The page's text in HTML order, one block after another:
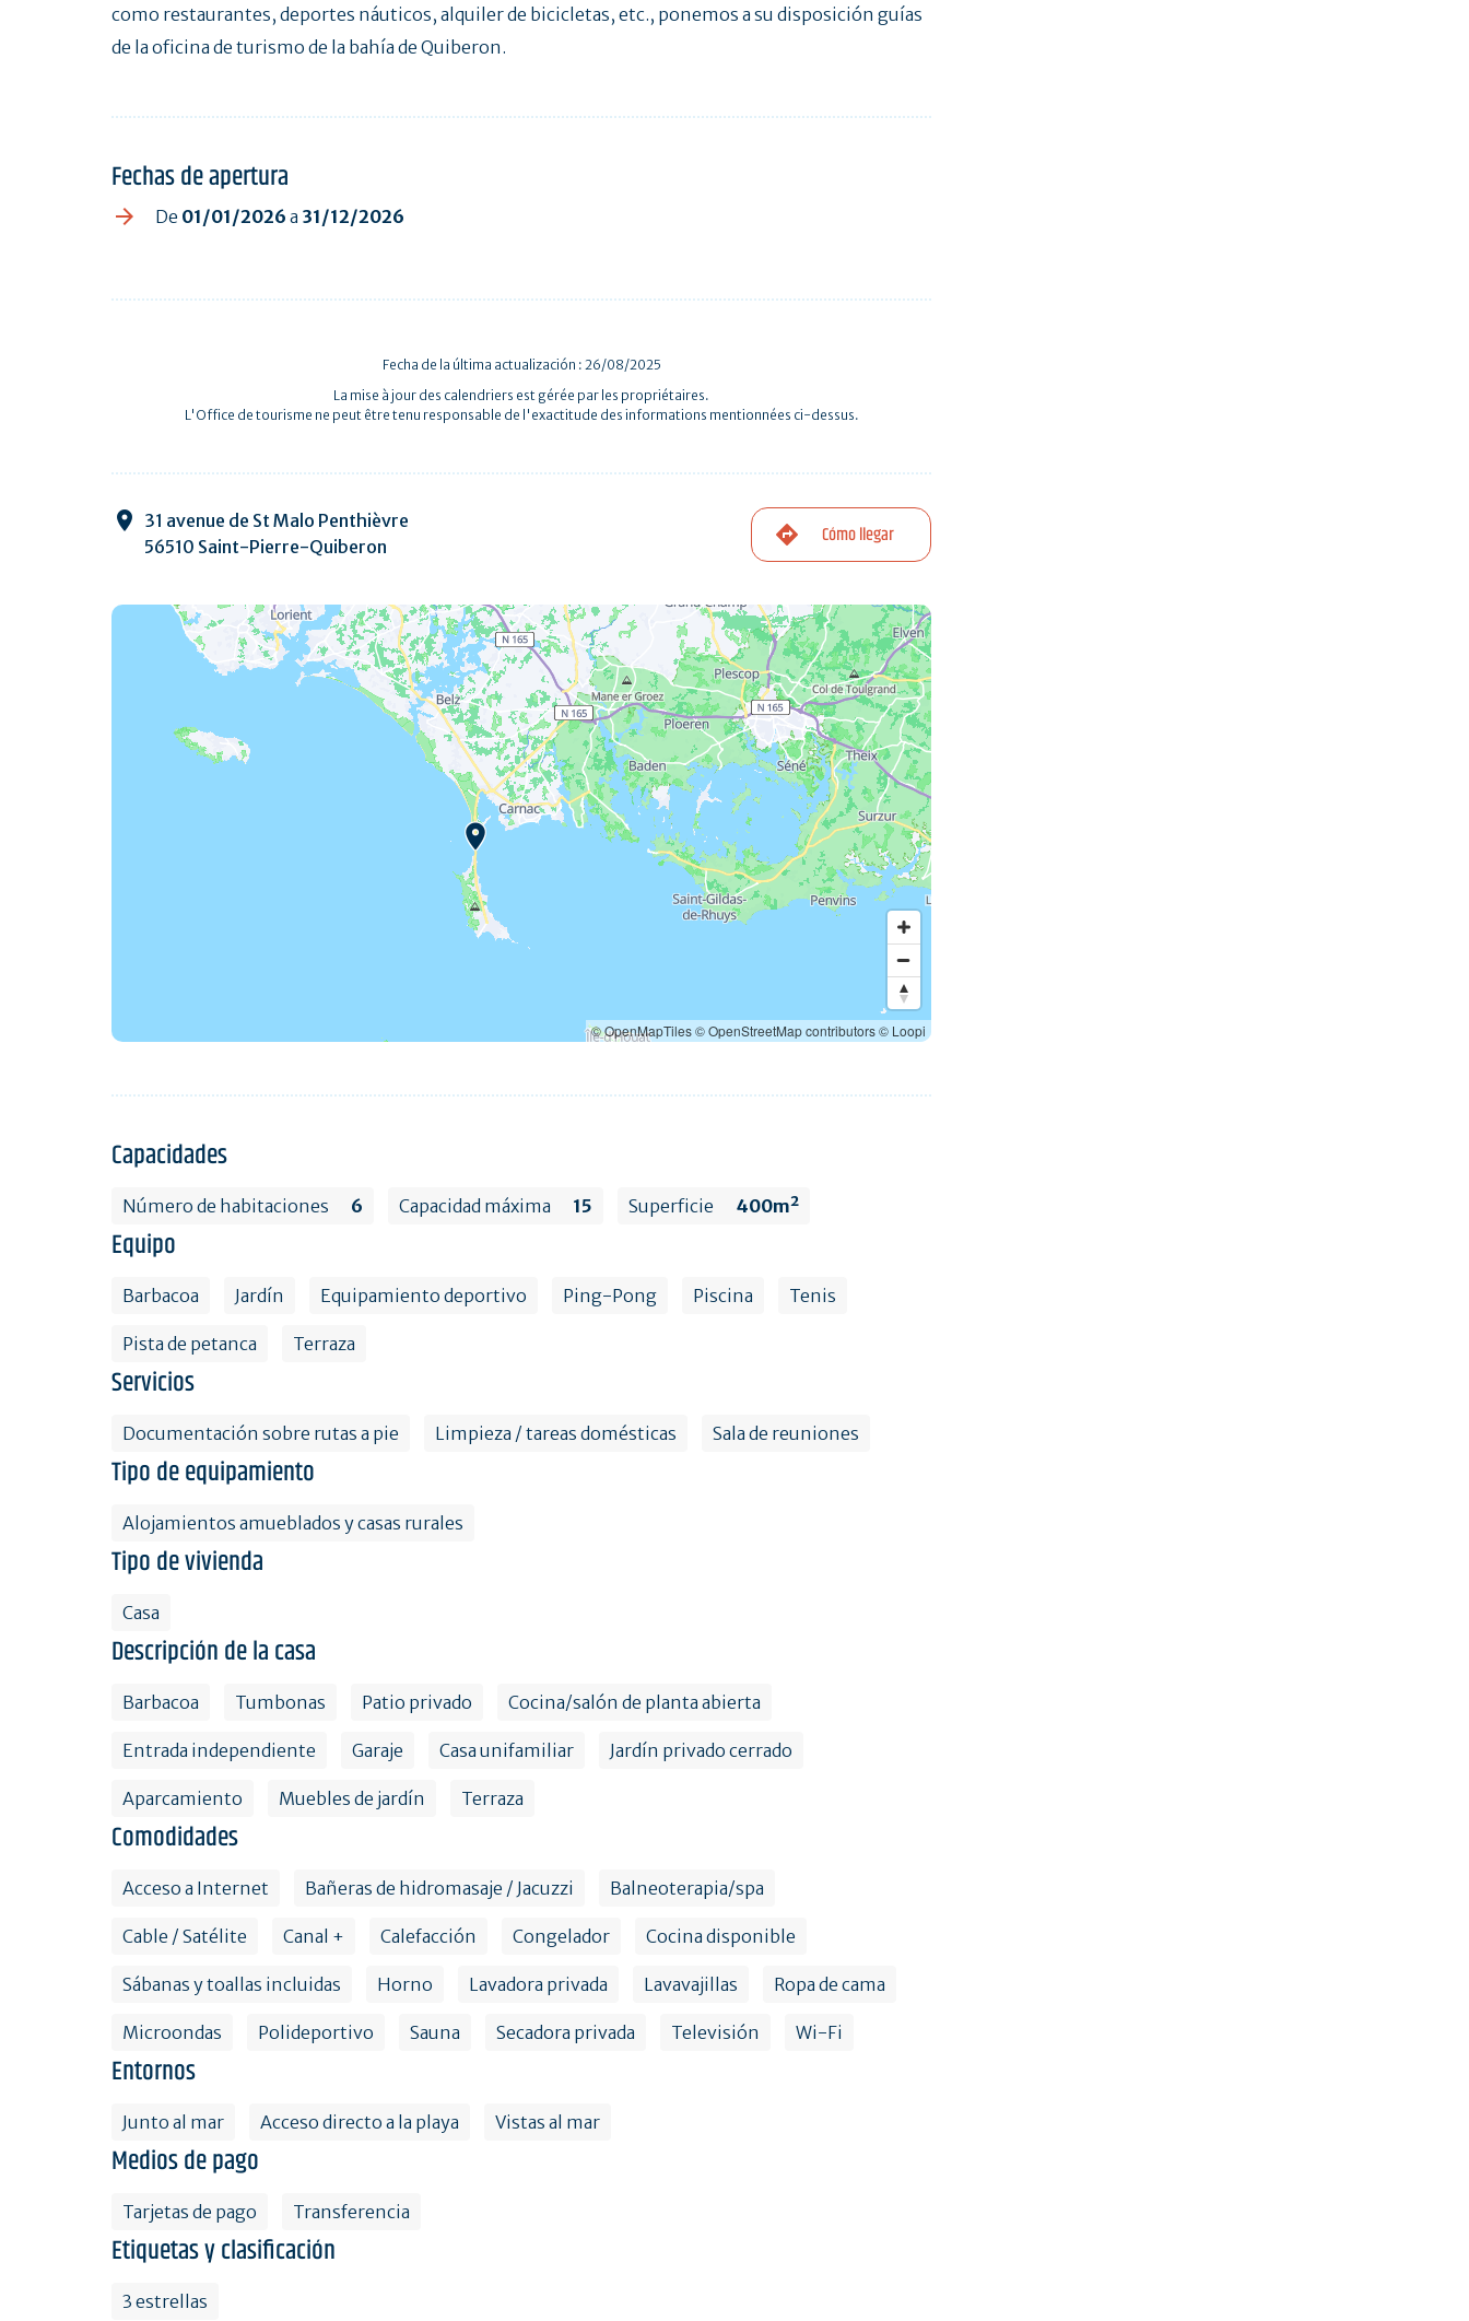
como restaurantes, deportes náuticos, alquiler de bicicletas, etc., ponemos a su disposición guías
de la oficina de turismo de la bahía de Quiberon.
Fechas de apertura
De 01/01/2026 a 31/12/2026
Fecha de la última actualización : 26/08/2025
La mise à jour des calendriers est gérée par les propriétaires.
L'Office de tourisme ne peut être tenu responsable de l'exactitude des informations mentionnées ci-dessus.
31 avenue de St Malo Penthièvre
56510 Saint-Pierre-Quiberon
Cómo llegar
© OpenMapTiles© OpenStreetMap contributors© Loopi
Capacidades
Número de habitaciones 6 Capacidad máxima 15 Superficie 400m²
Equipo
Barbacoa Jardín Equipamiento deportivo Ping-Pong Piscina Tenis
Pista de petanca Terraza
Servicios
Documentación sobre rutas a pie Limpieza / tareas domésticas Sala de reuniones
Tipo de equipamiento
Alojamientos amueblados y casas rurales
Tipo de vivienda
Casa
Descripción de la casa
Barbacoa Tumbonas Patio privado Cocina/salón de planta abierta
Entrada independiente Garaje Casa unifamiliar Jardín privado cerrado
Aparcamiento Muebles de jardín Terraza
Comodidades
Acceso a Internet Bañeras de hidromasaje / Jacuzzi Balneoterapia/spa
Cable / Satélite Canal + Calefacción Congelador Cocina disponible
Sábanas y toallas incluidas Horno Lavadora privada Lavavajillas Ropa de cama
Microondas Polideportivo Sauna Secadora privada Televisión Wi-Fi
Entornos
Junto al mar Acceso directo a la playa Vistas al mar
Medios de pago
Tarjetas de pago Transferencia
Etiquetas y clasificación
3 estrellas